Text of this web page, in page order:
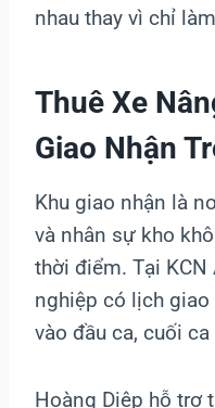
nhau thay vì chỉ
Thuê Xe
Giao Nhận
Khu giao nhận là
và nhân sự kho
thời điểm. Tại KCN
nghiệp có lịch
vào đầu ca, cuối
Hoàng Diệp hỗ trợ